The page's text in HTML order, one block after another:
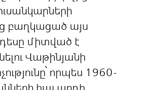
բաղկացած այս
միտված է
Վաթինյանի
որպես 1960-